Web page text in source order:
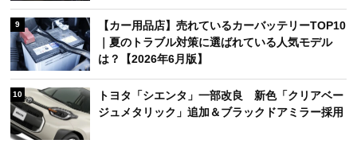
9
【カー用品店】売れているカーバッテリーTOP10
｜夏のトラブル対策に選ばれている人気モデル
は？【2026年6月版】
10
トヨタ「シエンタ」一部改良 新色「クリアベー
ジュメタリック」追加＆ブラックドアミラー採用